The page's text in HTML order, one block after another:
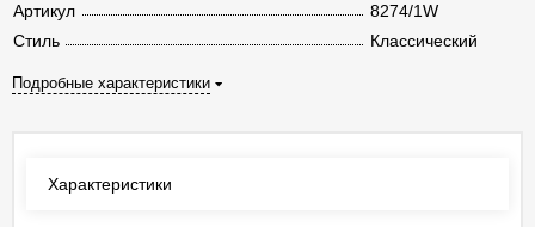
Артикул
8274/1W
Стиль
Классический
Подробные характеристики
Характеристики